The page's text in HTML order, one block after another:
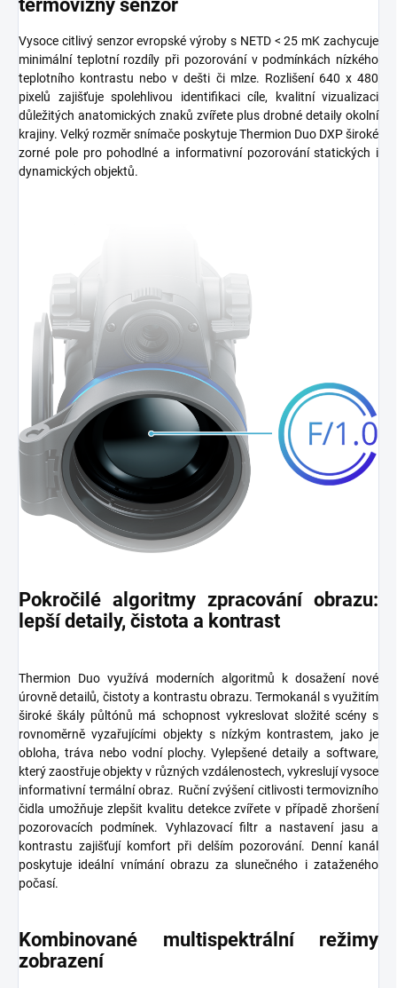
termovízny senzor
Vysoce citlivý senzor evropské výroby s NETD < 25 mK zachycuje
minimální teplotní rozdíly při pozorování v podmínkách nízkého
teplotního kontrastu nebo v dešti či mlze. Rozlišení 640 x 480
pixelů zajišťuje spolehlivou identifikaci cíle, kvalitní vizualizaci
důležitých anatomických znaků zvířete plus drobné detaily okolní
krajiny. Velký rozměr snímače poskytuje Thermion Duo DXP široké
zorné pole pro pohodlné a informativní pozorování statických i
dynamických objektů.
Pokročilé algoritmy zpracování obrazu:
lepší detaily, čistota a kontrast
Thermion Duo využívá moderních algoritmů k dosažení nové
úrovně detailů, čistoty a kontrastu obrazu. Termokanál s využitím
široké škály půltónů má schopnost vykreslovat složité scény s
rovnoměrně vyzařujícími objekty s nízkým kontrastem, jako je
obloha, tráva nebo vodní plochy. Vylepšené detaily a software,
který zaostřuje objekty v různých vzdálenostech, vykreslují vysoce
informativní termální obraz. Ruční zvýšení citlivosti termovizního
čidla umožňuje zlepšit kvalitu detekce zvířete v případě zhoršení
pozorovacích podmínek. Vyhlazovací filtr a nastavení jasu a
kontrastu zajišťují komfort při delším pozorování. Denní kanál
poskytuje ideální vnímání obrazu za slunečného i zataženého
počasí.
Kombinované multispektrální režimy
zobrazení